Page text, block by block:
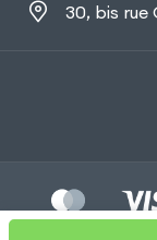
30, bis rue